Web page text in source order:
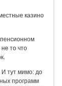
казино
то что
И тут мимо: до
программ